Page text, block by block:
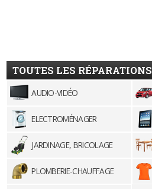
TOUTES LES RÉPARATIONS
AUDIO-VIDÉO
ELECTROMÉNAGER
JARDINAGE, BRICOLAGE
PLOMBERIE-CHAUFFAGE